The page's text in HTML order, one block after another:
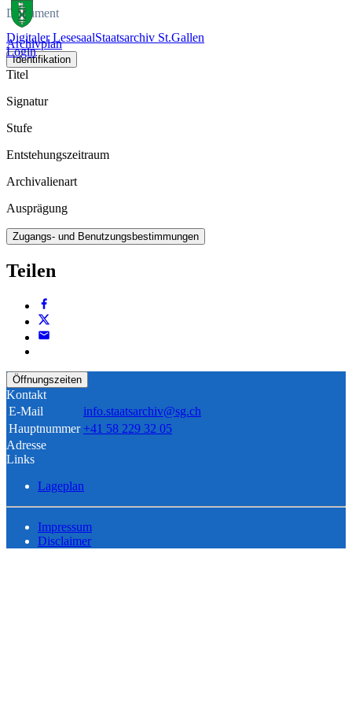
Digitaler LesesaalStaatsarchiv St.Gallen
Login
Dokument
Archivplan
Identifikation
Titel
Signatur
Stufe
Entstehungszeitraum
Archivalienart
Ausprägung
Zugangs- und Benutzungsbestimmungen
Teilen
Öffnungszeiten
Kontakt
E-Mail
info.staatsarchiv@sg.ch
Hauptnummer +41 58 229 32 05
Adresse
Links
Lageplan
Impressum
Disclaimer